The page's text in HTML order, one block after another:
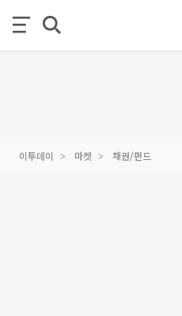
이투데이 마켓 채권/펀드